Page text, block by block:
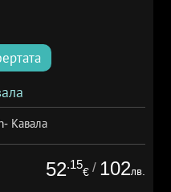
Кавала
52.15
€ / 102лв.